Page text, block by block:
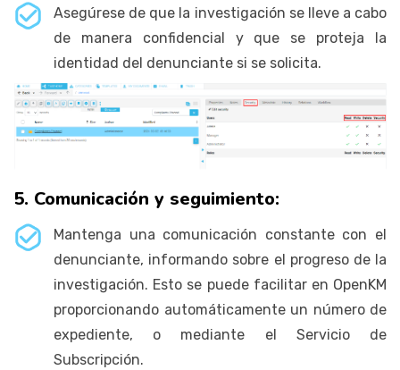
Asegúrese de que la investigación se lleve a cabo
de manera confidencial y que se proteja la
identidad del denunciante si se solicita.
5. Comunicación y seguimiento:
Mantenga una comunicación constante con el
denunciante, informando sobre el progreso de la
investigación. Esto se puede facilitar en OpenKM
proporcionando automáticamente un número de
expediente, o mediante el Servicio de
Subscripción.